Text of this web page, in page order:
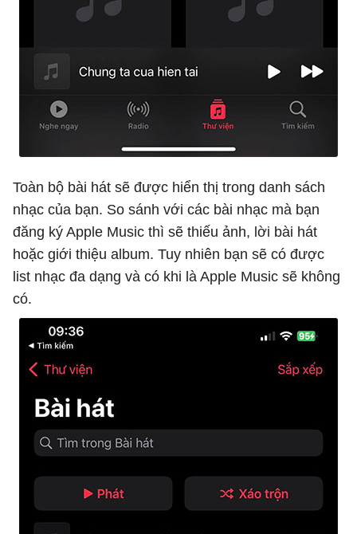
Toàn bộ bài hát sẽ được hiển thị trong danh sách
nhạc của bạn. So sánh với các bài nhạc mà bạn
đăng ký Apple Music thì sẽ thiếu ảnh, lời bài hát
hoặc giới thiệu album. Tuy nhiên bạn sẽ có được
list nhạc đa dạng và có khi là Apple Music sẽ không
có.